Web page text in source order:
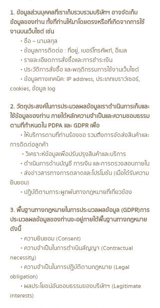
1. ข้อมูลส่วนบุคคลที่เราเก็บรวบรวมบริษัทฯ อาจจัดเก็บ
ข้อมูลของท่าน ทั้งที่ท่านให้มาโดยตรงหรือที่เกิดจากการใช้
งานบนเว็บไซต์ เช่น
• ชื่อ – นามสกุล
• ข้อมูลการติดต่อ : ที่อยู่, เบอร์โทรศัพท์, อีเมล
• รายละเอียดการสั่งซื้อและการชำระเงิน
• ประวัติการสั่งซื้อ และพฤติกรรมการใช้งานเว็บไซต์
• ข้อมูลทางเทคนิค: IP address, ประเภทเบราว์เซอร์,
cookies, ข้อมูล log
2. วัตถุประสงค์ในการประมวลผลข้อมูลเราดำเนินการเก็บและ
ใช้ข้อมูลของท่าน ภายใต้หลักความจำเป็นและความชอบธรรม
ตามที่กำหนดใน PDPA และ GDPR เพื่อ
• ให้บริการตามที่ท่านร้องขอ รวมถึงการจัดส่งสินค้าและ
การติดต่อลูกค้า
• วิเคราะห์ข้อมูลเพื่อปรับปรุงสินค้าและบริการ
• ดำเนินการด้านบัญชี การเงิน และการตรวจสอบภายใน
• ส่งข่าวสารทางการตลาดและโปรโมชั่น (เมื่อได้รับความ
ยินยอม)
• ปฏิบัติตามภาระผูกพันทางกฎหมายที่เกี่ยวข้อง
3. พื้นฐานทางกฎหมายในการประมวลผลข้อมูล (GDPR)การ
ประมวลผลข้อมูลของท่านจะอยู่ภายใต้พื้นฐานทางกฎหมาย
ดังนี้
• ความยินยอม (Consent)
• ความจำเป็นในการดำเนินสัญญา (Contractual
necessity)
• ความจำเป็นในการปฏิบัติตามกฎหมาย (Legal
obligation)
• ผลประโยชน์อันชอบธรรมของบริษัทฯ (Legitimate
interests)